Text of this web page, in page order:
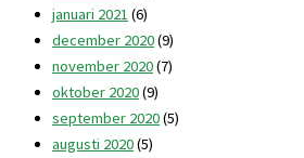
januari 2021 (6)
december 2020(9)
november 2020(7)
oktober 2020(9)
september 2020(5)
augusti 2020(5)